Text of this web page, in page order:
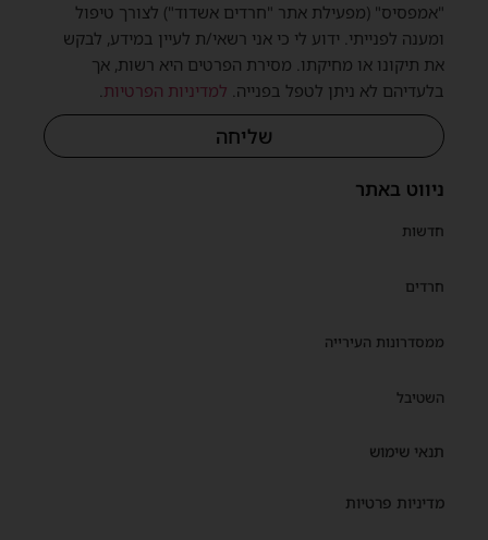
ניווט באתר
חדשות
חרדים
ממסדרונות העירייה
השטיבל
תנאי שימוש
מדיניות פרטיות
"אמפסיס" (מפעילת אתר "חרדים אשדוד") לצורך טיפול
ומענה לפנייתי. ידוע לי כי אני רשאי/ת לעיין במידע, לבקש
את תיקונו או מחיקתו. מסירת הפרטים היא רשות, אך
בלעדיהם לא ניתן לטפל בפנייה. למדיניות הפרטיות.
שליחה